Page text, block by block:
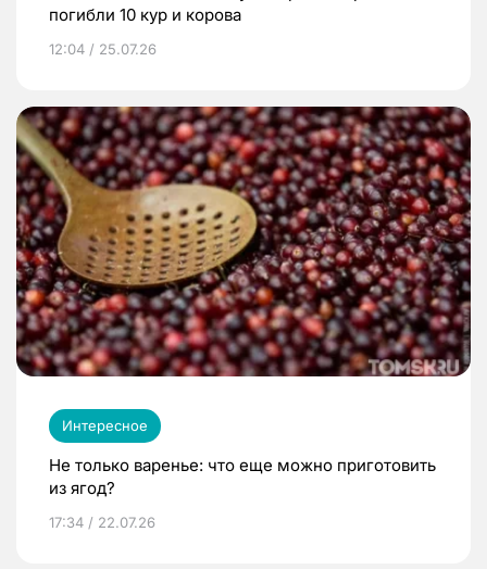
погибли 10 кур и корова
12:04 / 25.07.26
Интересное
Не только варенье: что еще можно приготовить
из ягод?
17:34 / 22.07.26